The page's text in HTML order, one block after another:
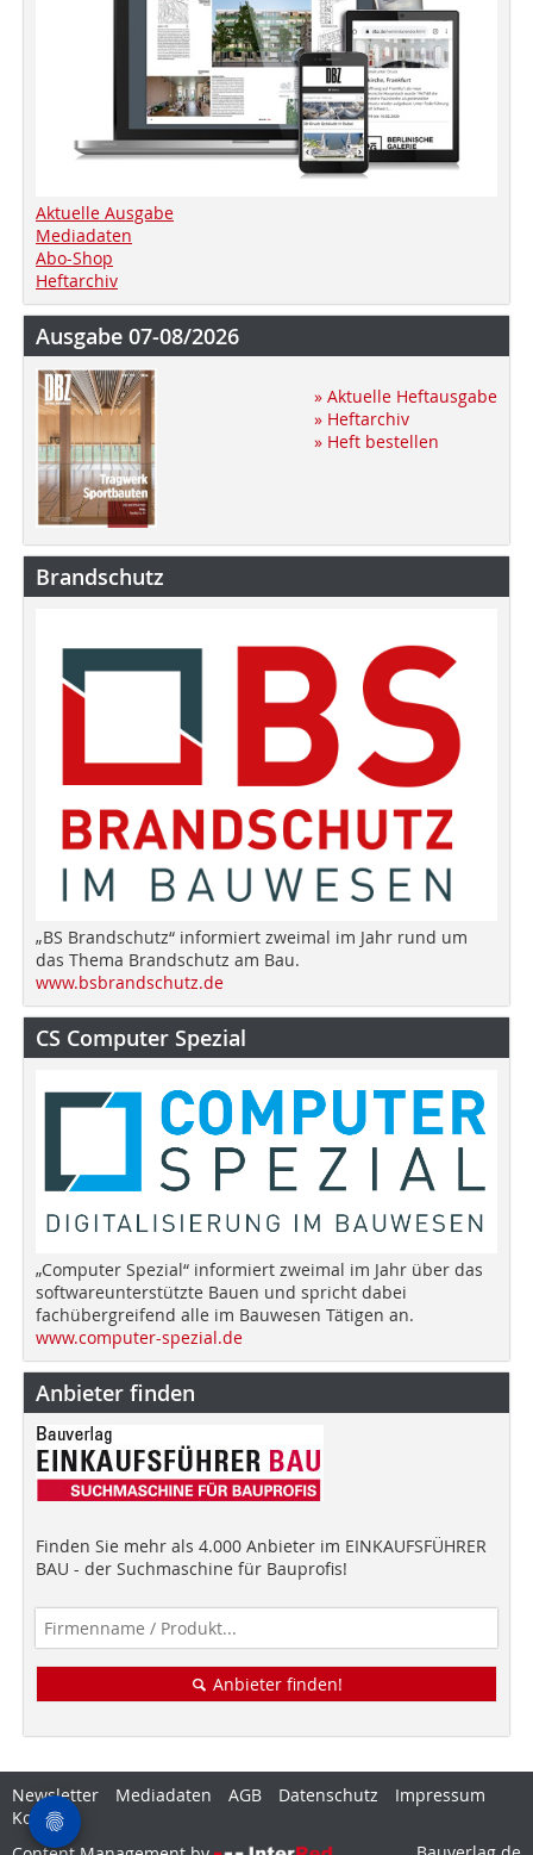
Aktuelle Ausgabe
Mediadaten
Abo-Shop
Heftarchiv
Ausgabe 07-08/2026
» Aktuelle Heftausgabe
» Heftarchiv
» Heft bestellen
Brandschutz
„BS Brandschutz“ informiert zweimal im Jahr rund um
das Thema Brandschutz am Bau.
www.bsbrandschutz.de
CS Computer Spezial
„Computer Spezial“ informiert zweimal im Jahr über das
softwareunterstützte Bauen und spricht dabei
fachübergreifend alle im Bauwesen Tätigen an.
www.computer-spezial.de
Anbieter finden
Finden Sie mehr als 4.000 Anbieter im EINKAUFSFÜHRER
BAU - der Suchmaschine für Bauprofis!
Anbieter finden!
Newsletter Mediadaten AGB Datenschutz
Impressum
Kontakt